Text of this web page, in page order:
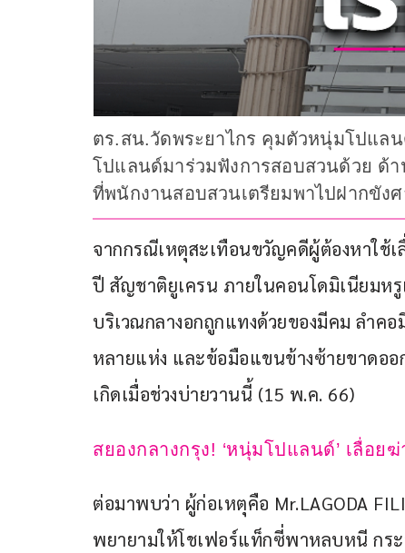
ตร.สน.วัดพระยาไกร คุมตัวหนุ่มโปแล
โปแลนด์มาร่วมฟังการสอบสวนด้วย ด้
ที่พนักงานสอบสวนเตรียมพาไปฝากขัง
จากกรณีเหตุสะเทือนขวัญคดีผู้ต้องหาใช้เ
ปี สัญชาติยูเครน ภายในคอนโดมิเนียมห
บริเวณกลางอกถูกแทงด้วยของมีคม ลำค
หลายแห่ง และข้อมือแขนข้างซ้ายขาดอ
เกิดเมื่อช่วงบ่ายวานนี้ (15 พ.ค. 66)
สยองกลางกรุง! ‘หนุ่มโปแลนด์’ เลื่อ
ต่อมาพบว่า ผู้ก่อเหตุคือ Mr.LAGODA
พยายามให้โชเฟอร์แท็กซี่พาหลบหนี กร